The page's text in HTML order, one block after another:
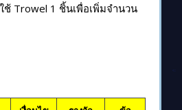
ช้ Trowel 1 ชิ้นเพื่อเพิ่มจำนวน